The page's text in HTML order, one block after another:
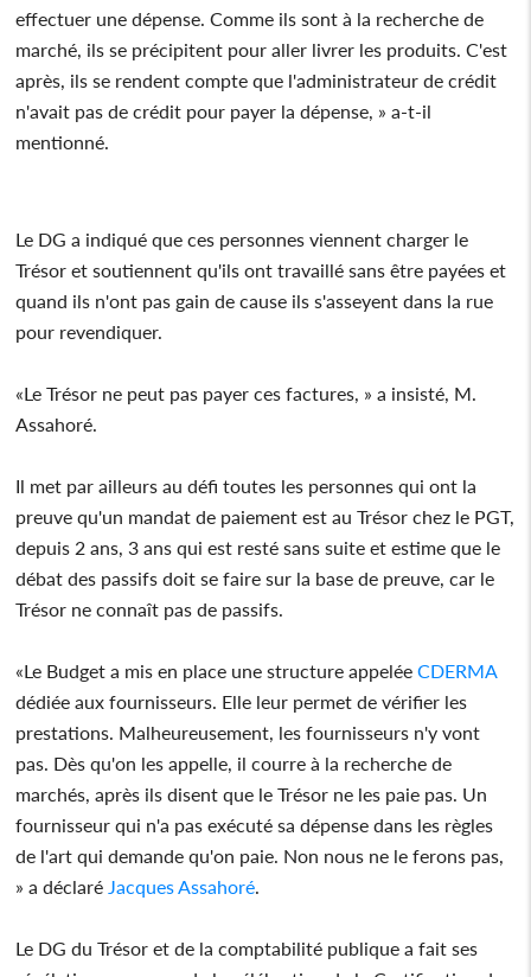
effectuer une dépense. Comme ils sont à la recherche de
marché, ils se précipitent pour aller livrer les produits. C'est
après, ils se rendent compte que l'administrateur de crédit
n'avait pas de crédit pour payer la dépense, » a-t-il
mentionné.
Le DG a indiqué que ces personnes viennent charger le
Trésor et soutiennent qu'ils ont travaillé sans être payées et
quand ils n'ont pas gain de cause ils s'asseyent dans la rue
pour revendiquer.
«Le Trésor ne peut pas payer ces factures, » a insisté, M.
Assahoré.
Il met par ailleurs au défi toutes les personnes qui ont la
preuve qu'un mandat de paiement est au Trésor chez le PGT,
depuis 2 ans, 3 ans qui est resté sans suite et estime que le
débat des passifs doit se faire sur la base de preuve, car le
Trésor ne connaît pas de passifs.
«Le Budget a mis en place une structure appeléeCDERMA
dédiée aux fournisseurs. Elle leur permet de vérifier les
prestations. Malheureusement, les fournisseurs n'y vont
pas. Dès qu'on les appelle, il courre à la recherche de
marchés, après ils disent que le Trésor ne les paie pas. Un
fournisseur qui n'a pas exécuté sa dépense dans les règles
de l'art qui demande qu'on paie. Non nous ne le ferons pas,
» a déclaré Jacques Assahoré
Le DG du Trésor et de la comptabilité publique a fait ses